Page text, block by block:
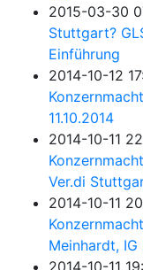
2015-03-30
Stuttgart?
Einführung
2014-10-12
11.10.2014
2014-10-11
Ver.di
2014-10-11
Meinhardt, IG
2014-10-11